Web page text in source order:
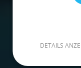
DETAILS